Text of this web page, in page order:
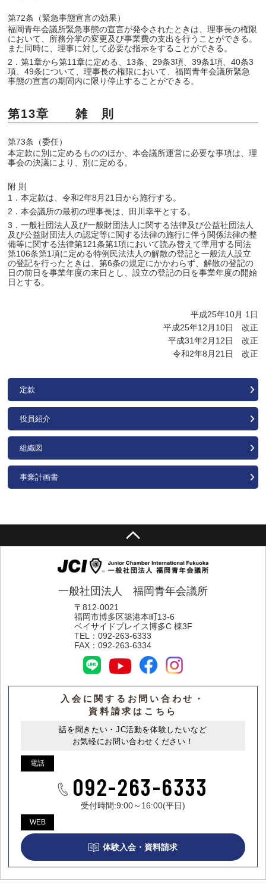
第72条（緊急事態宣言の効果）
福岡青年会議所緊急事態の宣言が発令されたときは、理事長の権限
において、所務分掌の変更及び事業費の支出を行うことができる。
また同時に、理事に対して必要な指示をすることができる。
2．第1章から第11章に定める、13条、29条3項、39条1項、40条3
項、49条について、理事長の権限において、福岡青年会議所緊急
事態の宣言の期間内に限り停止することができる。
第13章 雑 則
第73条（委任）
本定款に別に定めるもののほか、本会議所運営に必要な事項は、理
事会の決議により、別に定める。
附 則
1．本定款は、令和2年8月21日から施行する。
2．本会議所の最初の理事長は、田川幸平とする。
3．一般社団法人及び一般財団法人に関する法律及び公益社団法人
及び公益財団法人の認定等に関する法律の施行に伴う関係法律の整
備等に関する法律第121条第1項において読み替えて準用する同法
第106条第1項に定める特例民法法人の解散の登記と一般法人設立
の登記を行ったときは、第6条の規定にかかわらず、解散の登記の
日の前日を事業年度の末日とし、設立の登記の日を事業年度の開始
日とする。
平成25年10月 1日
平成25年12月10日 改正
平成31年2月12日 改正
令和2年8月21日 改正
定款
役員紹介
組織図
事業計画書
一般社団法人 福岡青年会議所
〒812-0021
福岡市博多区築港本町13-6
ベイサイドプレイス博多C 棟3F
TEL： 092-263-6333
FAX： 092-263-6334
入会に関するお問い合わせ・
資料請求はこちら
話を聞きたい・JC活動を体験したいなど
お気軽にお問い合わせください！
電話
092-263-6333
受付時間:9:00～16:00(平日)
WEB
体験入会・資料請求